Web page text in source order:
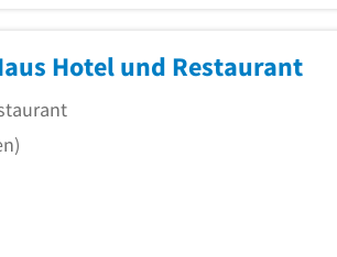
Hotel und Restaurant